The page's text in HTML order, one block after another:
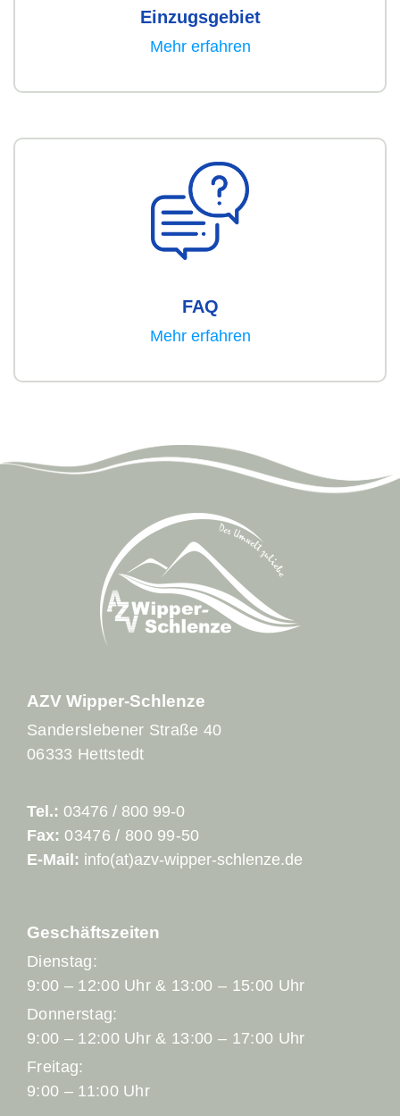
Einzugsgebiet
Mehr erfahren
FAQ
Mehr erfahren
AZV Wipper-Schlenze
Sanderslebener Straße 40
06333 Hettstedt
Tel.: 03476 / 800 99-0
Fax: 03476 / 800 99-50
E-Mail: info(at)azv-wipper-schlenze.de
Geschäftszeiten
Dienstag:
9:00 – 12:00 Uhr & 13:00 – 15:00 Uhr
Donnerstag:
9:00 – 12:00 Uhr & 13:00 – 17:00 Uhr
Freitag:
9:00 – 11:00 Uhr